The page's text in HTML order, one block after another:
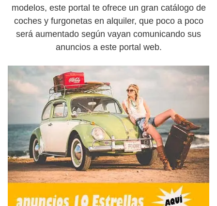
modelos, este portal te ofrece un gran catálogo de
coches y furgonetas en alquiler, que poco a poco
será aumentado según vayan comunicando sus
anuncios a este portal web.